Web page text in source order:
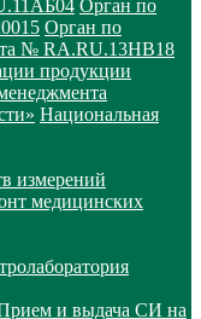
Орган по
Орган по
№ RA.RU.13HB18
продукции
Национальная
измерений
медицинских
и выдача СИ на